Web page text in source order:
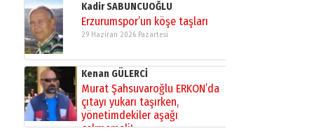
Kadir SABUNCUOĞLU
Erzurumspor’un köşe taşları
29 Haziran 2026 Pazartesi
Kenan GÜLERCİ
Murat Şahsuvaroğlu ERKON’da
çıtayı yukarı taşırken,
yönetimdekiler aşağı
çekmemeli!